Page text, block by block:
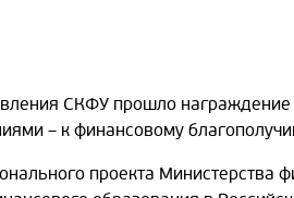
СКФУ прошло
– к финансовому
проекта